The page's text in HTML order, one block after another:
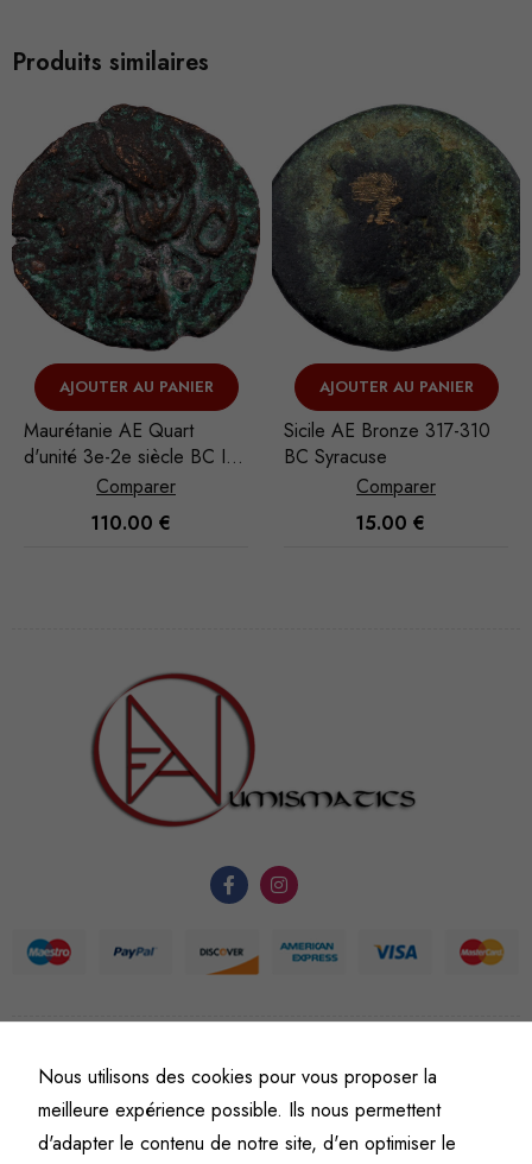
Produits similaires
AJOUTER AU PANIER
Sicile AE Bronze 317-310
BC Syracuse
Comparer
15.00€
VENDU
VOIR L'ARTICLE
Royaume Lagide d'Egypte
Ptolémée V Épiphanes AE
Bronze 205-180 av. J.-C.
Alexandrie
Comparer
180.00
©Fine art numismatics– Tous droits réservés.
Politique de confidentialité
Conditions générales de vente et d’utilisation
Mentions légales
Nous utilisons des cookies pour vous proposer la
meilleure expérience possible. Ils nous permettent
d'adapter le contenu de notre site, d'en optimiser le
améliorer la
et la
site Web, en
l'usage qu'il
en est fait.